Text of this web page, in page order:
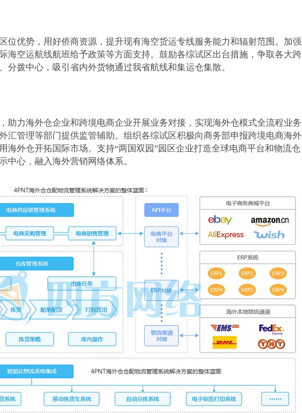
位优势，用好侨商资源，提升现有海空货运专线服务能力和辐射范围。加强
海空运航线航班给予政策等方面支持。鼓励各综试区出台措施，争取各大跨
分拨中心，吸引省内外货物通过我省航线和集运仓集散。
助力海外仓企业和跨境电商企业开展业务对接，实现海外仓模式全流程业务
汇管理等部门提供监管辅助。组织各综试区积极向商务部申报跨境电商海外
海外仓开拓国际市场。支持“两国双园”园区企业打造全球电商平台和物流仓
中心，融入海外营销网络体系。